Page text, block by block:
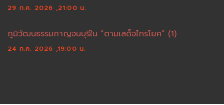
29 ก.ค. 2026 ,21:00 น.
ภูมิวัฒนธรรมกาญจนบุรีใน “ตามเสด็จไทรโยค” (1)
24 ก.ค. 2026 ,19:00 น.